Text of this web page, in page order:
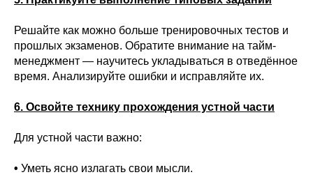
Решайте как можно больше тренировочных тестов и
прошлых экзаменов. Обратите внимание на тайм-
менеджмент — научитесь укладываться в отведённое
время. Анализируйте ошибки и исправляйте их.
6. Освойте технику прохождения устной части
Для устной части важно:
• Уметь ясно излагать свои мысли.